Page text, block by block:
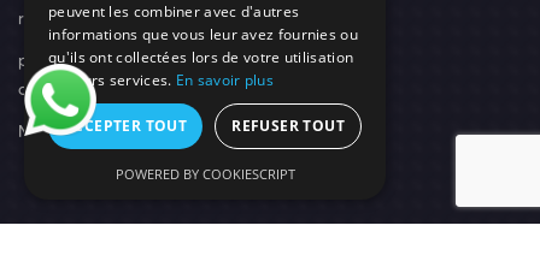
recrutement
politique de
confidentialité
Mentions légales
peuvent les combiner avec d'autres
informations que vous leur avez fournies ou
qu'ils ont collectées lors de votre utilisation
de leurs services. En savoir plus
ACCEPTER TOUT REFUSER TOUT
POWERED BY COOKIESCRIPT